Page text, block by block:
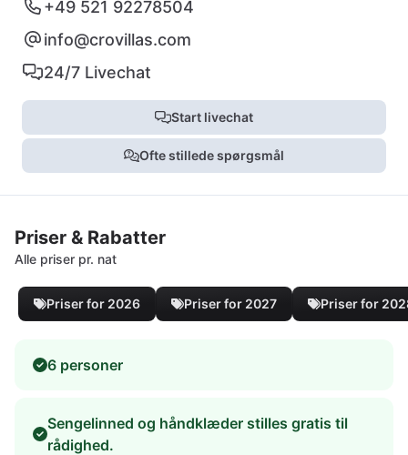
+49 521 92278504
info@crovillas.com
24/7 Livechat
Start livechat
Ofte stillede spørgsmål
Priser & Rabatter
Alle priser pr. nat
Priser for 2026 Priser for 2027 Priser for
6 personer
Sengelinned og håndklæder stilles gratis til
rådighed.